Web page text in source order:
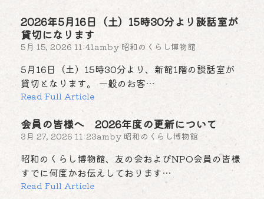
2026年5月16日（土）15時30分より談話室が
貸切になります
5月 15, 2026 11:41amby 昭和のくらし博物館
5月16日（土）15時30分より、新館1階の談話室が
貸切となります。 一般のお客…
Read Full Article
会員の皆様へ 2026年度の更新について
3月 27, 2026 11:23amby 昭和のくらし博物館
昭和のくらし博物館、友の会およびNPO会員の皆様
すでに何度かお伝えしております…
Read Full Article